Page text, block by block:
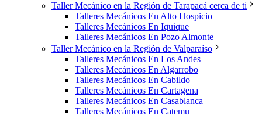
Taller Mecánico en la Región de Tarapacá cerca de ti
Talleres Mecánicos En Alto Hospicio
Talleres Mecánicos En Iquique
Talleres Mecánicos En Pozo Almonte
Taller Mecánico en la Región de Valparaíso
Talleres Mecánicos En Los Andes
Talleres Mecánicos En Algarrobo
Talleres Mecánicos En Cabildo
Talleres Mecánicos En Cartagena
Talleres Mecánicos En Casablanca
Talleres Mecánicos En Catemu